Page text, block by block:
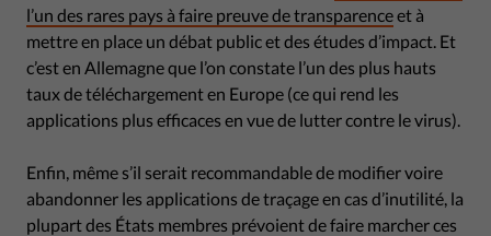
l’un des rares pays à faire preuve de transparenceet à
mettre en place un débat public et des études d’impact. Et
c’est en Allemagne que l’on constate l’un des plus hauts
taux de téléchargement en Europe (ce qui rend les
applications plus efficaces en vue de lutter contre le virus).
Enfin, même s’il serait recommandable de modifier voire
abandonner les applications de traçage en cas d’inutilité, la
plupart des États membres prévoient de faire marcher ces